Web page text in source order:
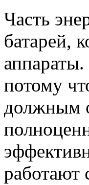
Часть
батарей,
потому
должным
работают